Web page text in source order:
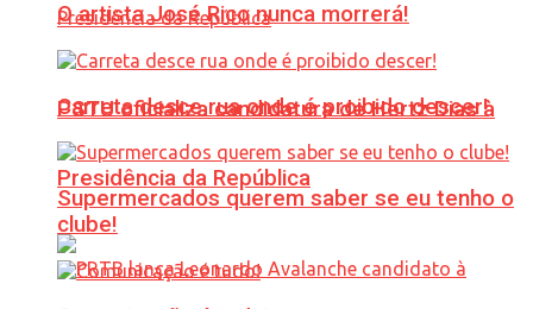
PSTU oficializa candidatura de Hertz Dias à
Presidência da República
O artista José Rico nunca morrerá!
Carreta desce rua onde é proibido descer!
Supermercados querem saber se eu tenho o
clube!